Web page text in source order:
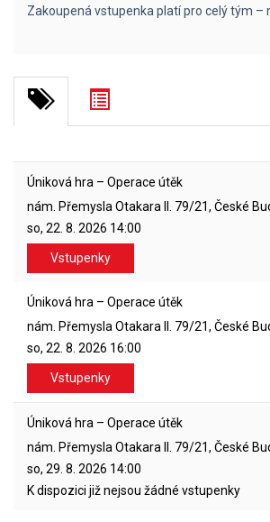
Zakoupená vstupenka platí pro celý tým –
Úniková hra – Operace útěk
nám. Přemysla Otakara II. 79/21, České
so, 22. 8. 2026 14:00
Vstupenky
Úniková hra – Operace útěk
nám. Přemysla Otakara II. 79/21, České
so, 22. 8. 2026 16:00
Vstupenky
Úniková hra – Operace útěk
nám. Přemysla Otakara II. 79/21, České
so, 29. 8. 2026 14:00
K dispozici již nejsou žádné vstupenky